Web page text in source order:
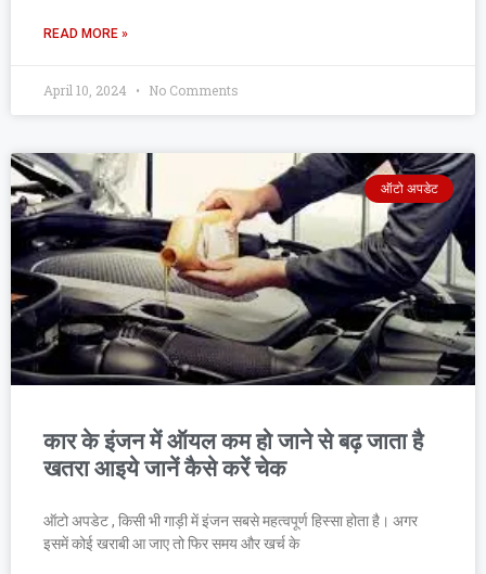
READ MORE »
April 10, 2024 No Comments
ऑटो अपडेट
कार के इंजन में ऑयल कम हो जाने से बढ़ जाता है
खतरा आइये जानें कैसे करें चेक
ऑटो अपडेट , किसी भी गाड़ी में इंजन सबसे महत्वपूर्ण हिस्सा होता है। अगर
इसमें कोई खराबी आ जाए तो फिर समय और खर्च के